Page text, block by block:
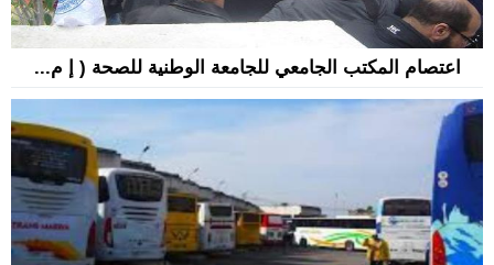
اعتصام المكتب الجامعي للجامعة الوطنية للصحة ( إ م...